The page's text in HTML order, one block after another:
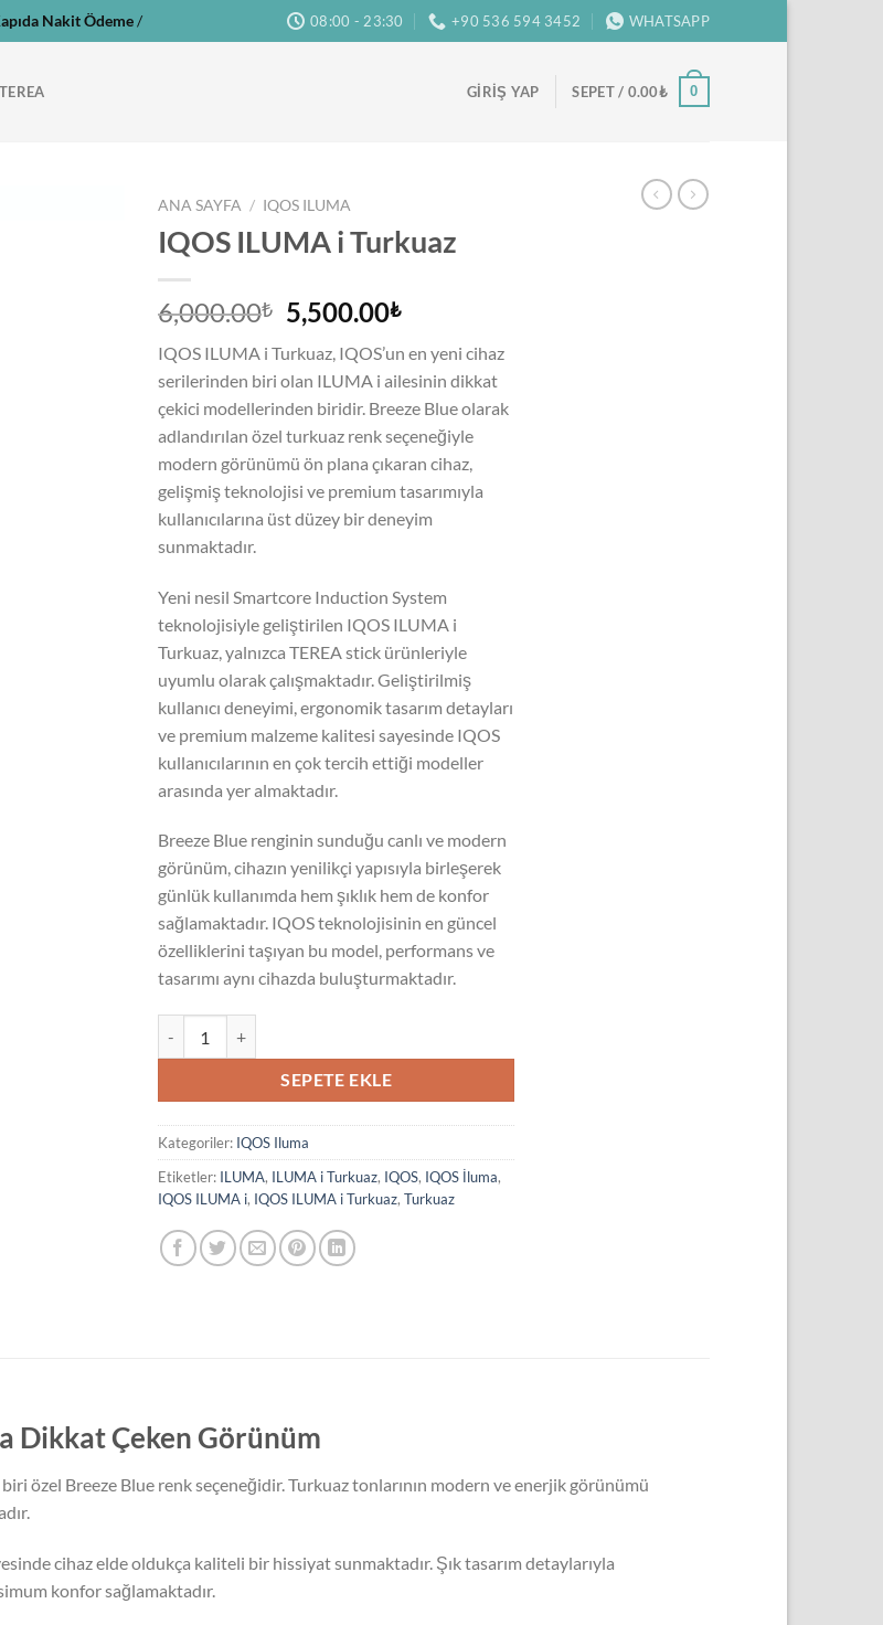
Nakit Ödeme/ 08:00 - 23:30 +90 536 594 3452 WHATSAPP
GIRIŞ YAP SEPET / 0.00₺ 0
ANA SAYFA / IQOS ILUMA
IQOS ILUMA i Turkuaz
6,000.00₺
Orijinal
fiyat:
6,000.00₺.
5,500.00₺Şu
fiyat:
5,500.00₺.
IQOS ILUMA i Turkuaz, IQOS’un en yeni cihaz
serilerinden biri olan ILUMA i ailesinin dikkat
çekici modellerinden biridir. Breeze Blue olarak
adlandırılan özel turkuaz renk seçeneğiyle
modern görünümü ön plana çıkaran cihaz,
gelişmiş teknolojisi ve premium tasarımıyla
kullanıcılarına üst düzey bir deneyim
sunmaktadır.
Yeni nesil Smartcore Induction System
teknolojisiyle geliştirilen IQOS ILUMA i
Turkuaz, yalnızca TEREA stick ürünleriyle
uyumlu olarak çalışmaktadır. Geliştirilmiş
kullanıcı deneyimi, ergonomik tasarım detayları
ve premium malzeme kalitesi sayesinde IQOS
kullanıcılarının en çok tercih ettiği modeller
arasında yer almaktadır.
Breeze Blue renginin sunduğu canlı ve modern
görünüm, cihazın yenilikçi yapısıyla birleşerek
günlük kullanımda hem şıklık hem de konfor
sağlamaktadır. IQOS teknolojisinin en güncel
özelliklerini taşıyan bu model, performans ve
tasarımı aynı cihazda buluşturmaktadır.
SEPETE EKLE
Kategoriler: IQOS Iluma
Etiketler: ILUMA, ILUMA i Turkuaz, IQOS, IQOS İluma,
IQOS ILUMA i, IQOS ILUMA i Turkuaz, Turkuaz
Dikkat Çeken Görünüm
özel Breeze Blue renk seçeneğidir. Turkuaz tonlarının modern ve enerjik görünümü
cihaz elde oldukça kaliteli bir hissiyat sunmaktadır. Şık tasarım detaylarıyla
konfor sağlamaktadır.